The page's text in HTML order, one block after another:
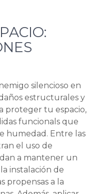
silencioso en
estructurales y
proteger tu espacio,
funcionals que
humedad. Entre las
el uso de
a mantener un
instalación de
propensas a la